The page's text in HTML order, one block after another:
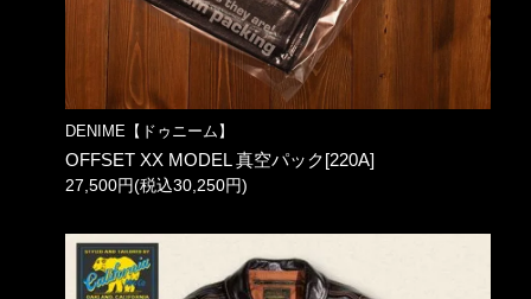
DENIME【ドゥニーム】
OFFSET XX MODEL 真空パック[220A]
27,500円(税込30,250円)